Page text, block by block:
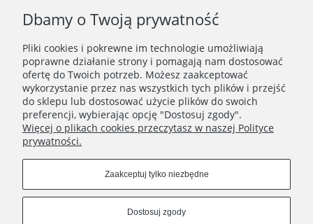
Bądźmy w kontakcie
Podaj swój adres e-mail, jeżeli chcesz otrzymywać
informacje o nowościach i promocjach.
Zapisz się
Dbamy o Twoją prywatność
Pliki cookies i pokrewne im technologie umożliwiają
poprawne działanie strony i pomagają nam dostosować
ofertę do Twoich potrzeb. Możesz zaakceptować
wykorzystanie przez nas wszystkich tych plików i przejść
do sklepu lub dostosować użycie plików do swoich
preferencji, wybierając opcję "Dostosuj zgody".
Więcej o plikach cookies przeczytasz w naszej Polityce
prywatności.
Zaakceptuj tylko niezbędne
Dostosuj zgody